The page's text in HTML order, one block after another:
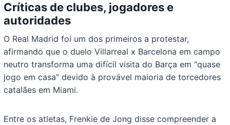
Críticas de clubes, jogadores e
autoridades
O Real Madrid foi um dos primeiros a protestar,
afirmando que o duelo Villarreal x Barcelona em campo
neutro transforma uma difícil visita do Barça em “quase
jogo em casa” devido à provável maioria de torcedores
catalães em Miami.
Entre os atletas, Frenkie de Jong disse compreender a